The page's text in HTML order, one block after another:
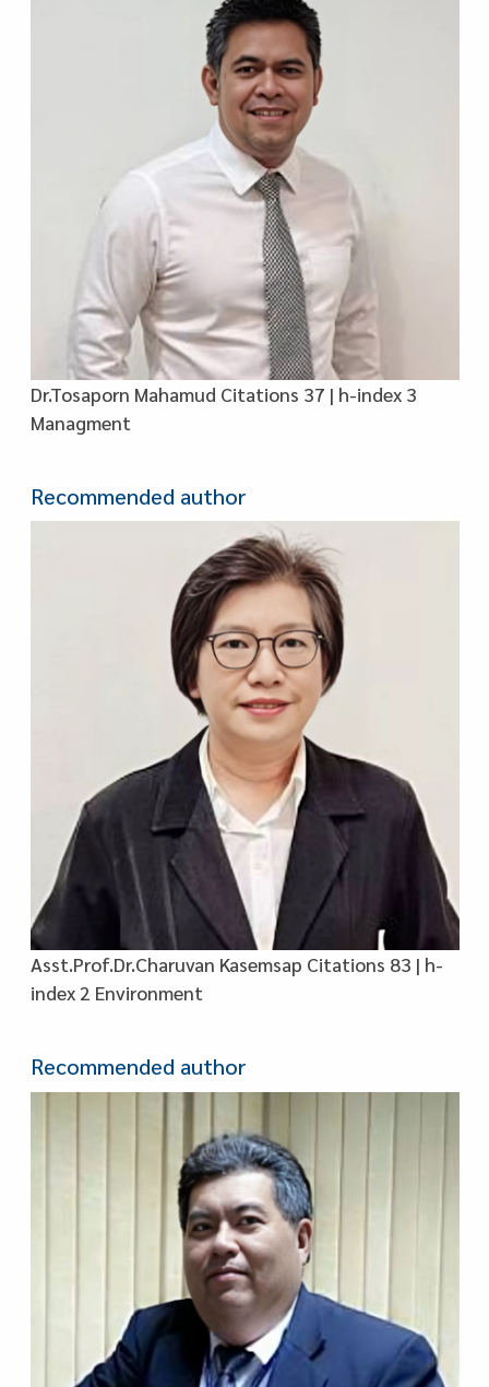
Dr.Tosaporn Mahamud Citations 37 | h-index 3
Managment
Recommended author
Asst.Prof.Dr.Charuvan Kasemsap Citations 83 | h-
index 2 Environment
Recommended author